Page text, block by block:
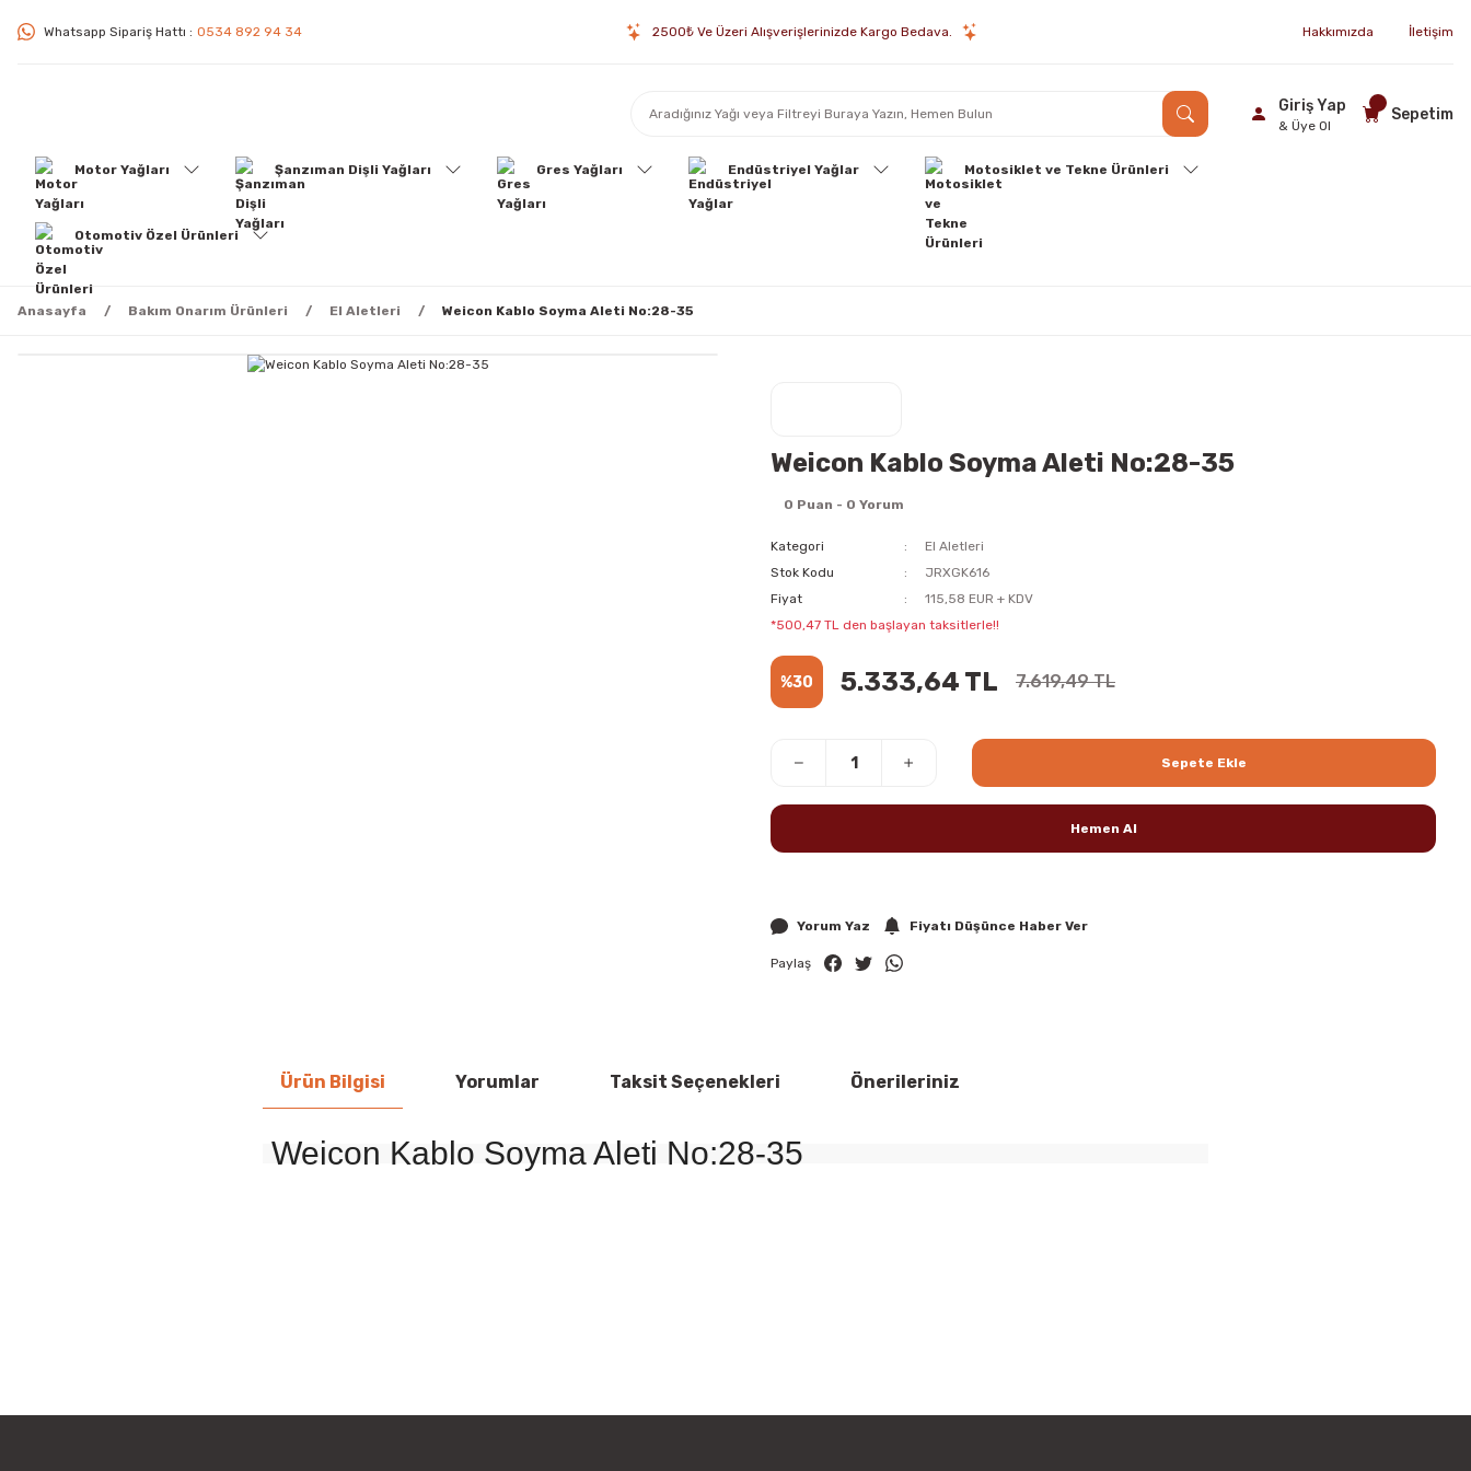
Whatsapp Sipariş Hattı : 0534 892 94 34 2500₺ Ve Üzeri Alışverişlerinizde Kargo Bedava. Hakkımızda İletişim
Giriş Yap
& Üye Ol
Sepetim
Motor Yağları Şanzıman Dişli Yağları Gres Yağları Endüstriyel Yağlar Motosiklet ve Tekne Ürünleri
Otomotiv Özel Ürünleri
Anasayfa Bakım Onarım Ürünleri El Aletleri Weicon Kablo Soyma Aleti No:28-35
Weicon Kablo Soyma Aleti No:28-35
0 Puan - 0 Yorum
Kategori
El Aletleri
Stok Kodu
JRXGK616
Fiyat
115,58 EUR + KDV
*500,47 TL den başlayan taksitlerle!!
%30 5.333,64 TL 7.619,49 TL
Sepete Ekle
Hemen Al
Yorum Yaz Fiyatı Düşünce Haber Ver
Paylaş
Ürün Bilgisi Yorumlar Taksit Seçenekleri Önerileriniz
Weicon Kablo Soyma Aleti No:28-35